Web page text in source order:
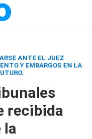
ANTE EL JUEZ
Y EMBARGOS EN LA
recibida
la